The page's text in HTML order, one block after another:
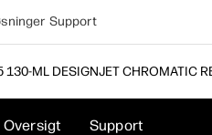
Support
130-ML DESIGNJET CHROMATIC
Oversigt Support